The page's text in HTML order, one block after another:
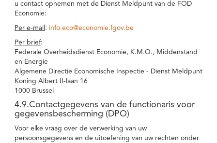
u contact opnemen met de Dienst Meldpunt van de FOD
Economie:
Per e-mail : info.eco@economie.fgov.be
Per brief:
Federale Overheidsdienst Economie, K.M.O., Middenstand
en Energie
Algemene Directie Economische Inspectie - Dienst Meldpunt
Koning Albert II-laan 16
1000 Brussel
4.9.Contactgegevens van de functionaris voor
gegevensbescherming (DPO)
Voor elke vraag over de verwerking van uw
persoonsgegevens en de uitoefening van uw rechten onder